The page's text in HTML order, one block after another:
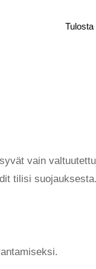
Tulosta
vain
tilisi suojauksesta.